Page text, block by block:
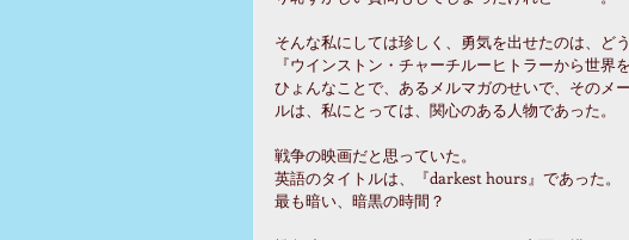
そんな私にしては珍しく、勇気を出せたのは、ど
『ウインストン・チャーチルーヒトラーから世界
ひょんなことで、あるメルマガのせいで、そのメ
ルは、私にとっては、関心のある人物であった。
戦争の映画だと思っていた。
英語のタイトルは、『darkest hours』であった。
最も暗い、暗黒の時間？